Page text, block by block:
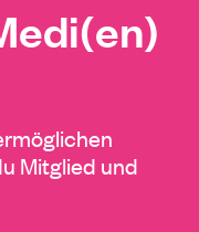
Mitglied und